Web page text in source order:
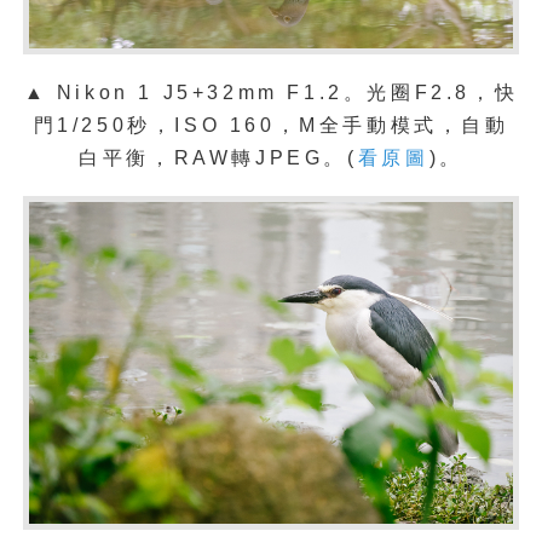
▲
Nikon 1 J5+32mm F1.2。光圈F2.8，快
門1/250秒，ISO 160，M全手動模式，自動
白平衡，RAW轉JPEG。( 看原圖 )。